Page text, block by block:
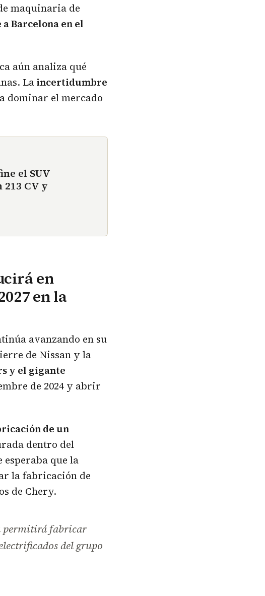
maquinaria de
Barcelona en el
aún analiza qué
Laincertidumbre
dominar el mercado
el SUV
CV y
en
en la
avanzando en su
de Nissan y la
y el gigante
de 2024 y abrir
de un
dentro del
que la
la fabricación de
de Chery.
permitirá fabricar
del grupo